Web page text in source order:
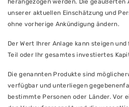
herangezogen werden. Die
unserer aktuellen Einschätzung und
ohne vorherige Ankündigung ändern.
Der Wert Ihrer Anlage kann steigen
Teil oder Ihr gesamtes investiertes
Die genannten Produkte sind
verfügbar und unterliegen
bestimmte Personen oder Länder. Vor